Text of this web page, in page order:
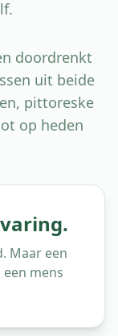
doordrenkt
uit beide
pittoreske
op heden
Maar een
mens